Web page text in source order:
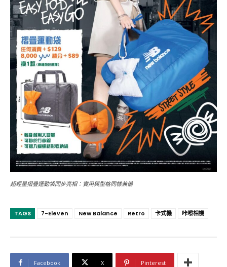
超輕量摺疊運動袋同步亮相：實用與型格同樣兼備
TAGS 7-Eleven New Balance Retro 卡式機 咔嚓相機
Facebook X Pinterest